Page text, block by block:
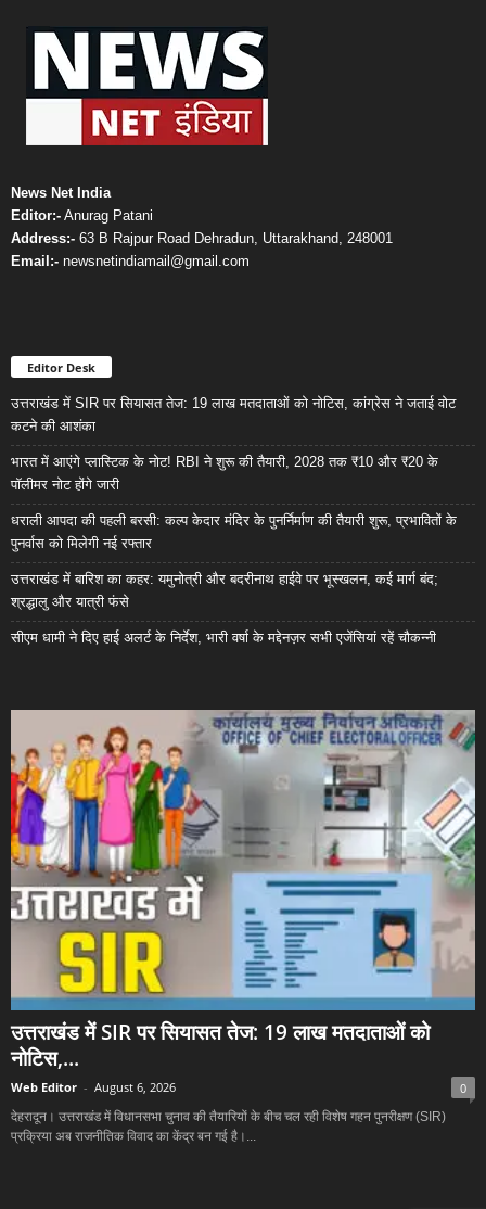
News Net India
Editor:- Anurag Patani
Address:- 63 B Rajpur Road Dehradun, Uttarakhand, 248001
Email:- newsnetindiamail@gmail.com
Editor Desk
उत्तराखंड में SIR पर सियासत तेज: 19 लाख मतदाताओं को नोटिस, कांग्रेस ने जताई वोट
कटने की आशंका
भारत में आएंगे प्लास्टिक के नोट! RBI ने शुरू की तैयारी, 2028 तक ₹10 और ₹20 के
पॉलीमर नोट होंगे जारी
धराली आपदा की पहली बरसी: कल्प केदार मंदिर के पुनर्निर्माण की तैयारी शुरू, प्रभावितों के
पुनर्वास को मिलेगी नई रफ्तार
उत्तराखंड में बारिश का कहर: यमुनोत्री और बदरीनाथ हाईवे पर भूस्खलन, कई मार्ग बंद;
श्रद्धालु और यात्री फंसे
सीएम धामी ने दिए हाई अलर्ट के निर्देश, भारी वर्षा के मद्देनज़र सभी एजेंसियां रहें चौकन्नी
उत्तराखंड में SIR पर सियासत तेज: 19 लाख मतदाताओं को
नोटिस,...
Web Editor - August 6, 2026 0
देहरादून। उत्तराखंड में विधानसभा चुनाव की तैयारियों के बीच चल रही विशेष गहन पुनरीक्षण (SIR)
प्रक्रिया अब राजनीतिक विवाद का केंद्र बन गई है।...